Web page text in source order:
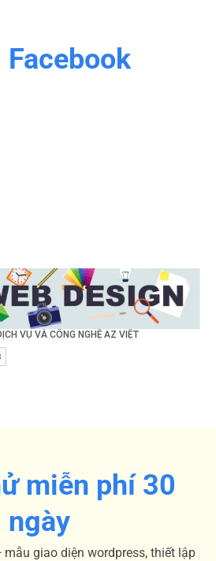
Facebook
miễn phí 30
ngày
giao diện wordpress, thiết lập